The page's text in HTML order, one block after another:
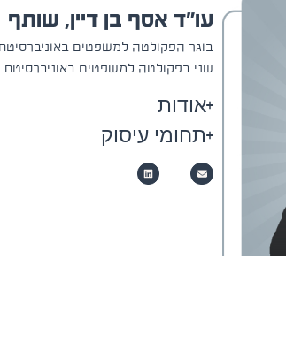
עו"ד אסף בן דיין, שותף
שני בפקולטה למשפטים באוניברסיטת
אודות
תחומי עיסוק